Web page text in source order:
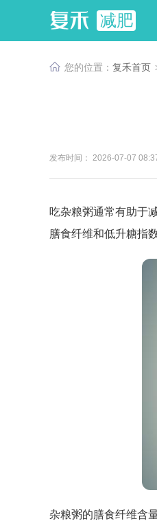
减肥
您的位置： 复禾首页
发布时间： 2026-07-07
吃杂粮粥通常有助于
膳食纤维和低升糖指
杂粮粥的膳食纤维含